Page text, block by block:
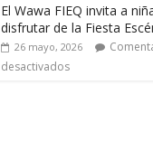
El Wawa FIEQ invita a
disfrutar de la Fiesta
26 mayo, 2026
desactivados